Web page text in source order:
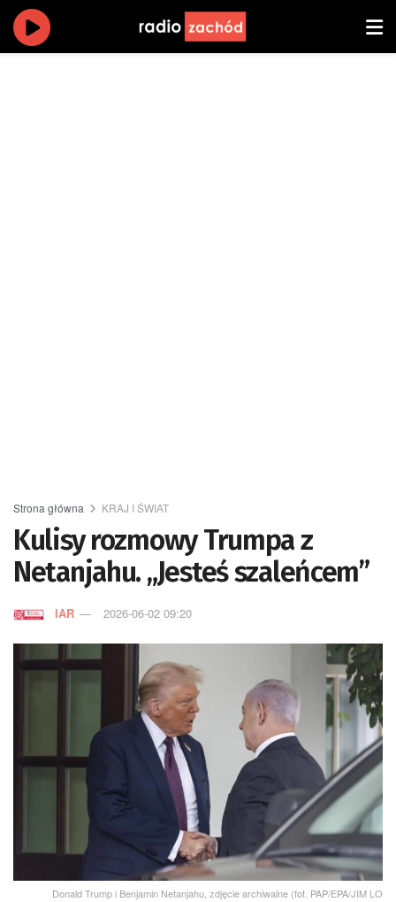
Strona główna KRAJ I ŚWIAT
Kulisy rozmowy Trumpa z
Netanjahu. „Jesteś szaleńcem”
IAR 2026-06-02 09:20
Donald Trump i Benjamin Netanjahu, zdjęcie archiwalne (fot. PAP/EPA/JIM LO